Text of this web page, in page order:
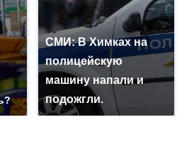
СМИ: В Химках на
полицейскую
машину напали и
подожгли.